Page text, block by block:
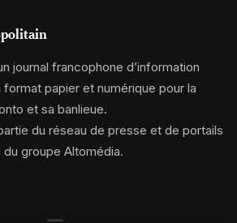
journal francophone d’information
papier et numérique pour la
et sa banlieue.
du réseau de presse et de portails
du groupe Altomédia.